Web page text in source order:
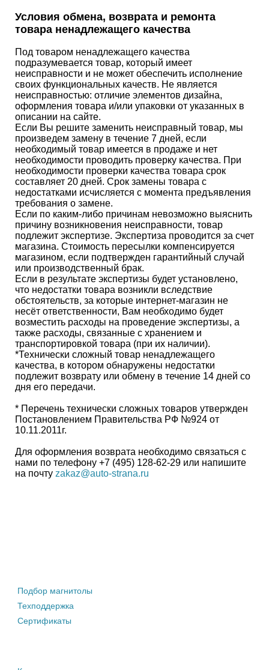
Условия обмена, возврата и ремонта
товара ненадлежащего качества
Под товаром ненадлежащего качества
подразумевается товар, который имеет
неисправности и не может обеспечить исполнение
своих функциональных качеств. Не является
неисправностью: отличие элементов дизайна,
оформления товара и/или упаковки от указанных в
описании на сайте.
Если Вы решите заменить неисправный товар, мы
произведем замену в течение 7 дней, если
необходимый товар имеется в продаже и нет
необходимости проводить проверку качества. При
необходимости проверки качества товара срок
составляет 20 дней. Срок замены товара с
недостатками исчисляется с момента предъявления
требования о замене.
Если по каким-либо причинам невозможно выяснить
причину возникновения неисправности, товар
подлежит экспертизе. Экспертиза проводится за счет
магазина. Стоимость пересылки компенсируется
магазином, если подтвержден гарантийный случай
или производственный брак.
Если в результате экспертизы будет установлено,
что недостатки товара возникли вследствие
обстоятельств, за которые интернет-магазин не
несёт ответственности, Вам необходимо будет
возместить расходы на проведение экспертизы, а
также расходы, связанные с хранением и
транспортировкой товара (при их наличии).
*Технически сложный товар ненадлежащего
качества, в котором обнаружены недостатки
подлежит возврату или обмену в течение 14 дней со
дня его передачи.
* Перечень технически сложных товаров утвержден
Постановлением Правительства РФ №924 от
10.11.2011г.
Для оформления возврата необходимо связаться с
нами по телефону +7 (495) 128-62-29 или напишите
на почту zakaz@auto-strana.ru
Подбор магнитолы
Техподдержка
Сертификаты